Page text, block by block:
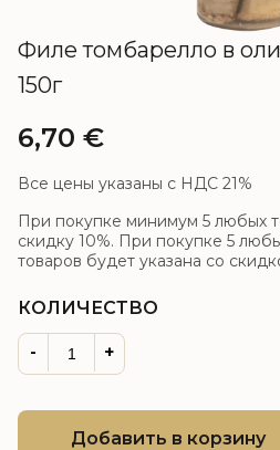
Филе томбарелло в
150г
6,70 €
Все цены указаны с НДС 21%
При покупке минимум 5 любых
скидку 10%. При покупке 5
товаров будет указана со
КОЛИЧЕСТВО
- +
Добавить в корзину